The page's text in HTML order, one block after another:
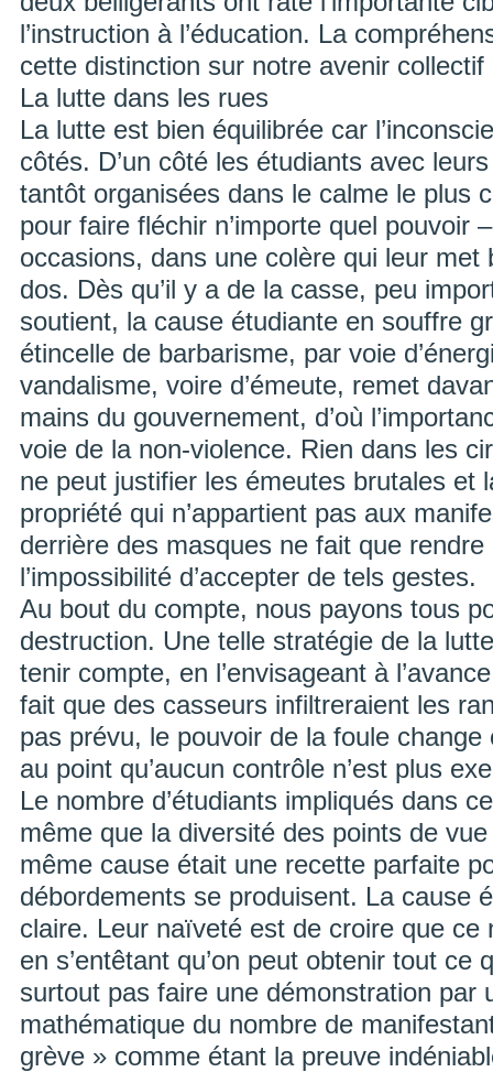
l’instruction à l’éducation. La
cette distinction sur notre avenir
La lutte dans les rues
La lutte est bien équilibrée car
côtés. D’un côté les étudiants avec
tantôt organisées dans le calme le plus
pour faire fléchir n’importe quel pouvoir
occasions, dans une colère qui leur met
dos. Dès qu’il y a de la casse, peu
soutient, la cause étudiante en souffre
étincelle de barbarisme, par voie
vandalisme, voire d’émeute, remet
mains du gouvernement, d’où
voie de la non-violence. Rien dans les
ne peut justifier les émeutes brutales et
propriété qui n’appartient pas aux
derrière des masques ne fait que
l’impossibilité d’accepter de tels gestes.
Au bout du compte, nous payons tous
destruction. Une telle stratégie de la
tenir compte, en l’envisageant à
fait que des casseurs infiltreraient les
pas prévu, le pouvoir de la foule
au point qu’aucun contrôle n’est plus
Le nombre d’étudiants impliqués dans
même que la diversité des points de
même cause était une recette parfaite
débordements se produisent. La cause
claire. Leur naïveté est de croire que ce
en s’entêtant qu’on peut obtenir tout ce
surtout pas faire une démonstration par
mathématique du nombre de
grève » comme étant la preuve